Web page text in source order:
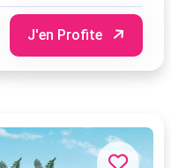
J'en Profite